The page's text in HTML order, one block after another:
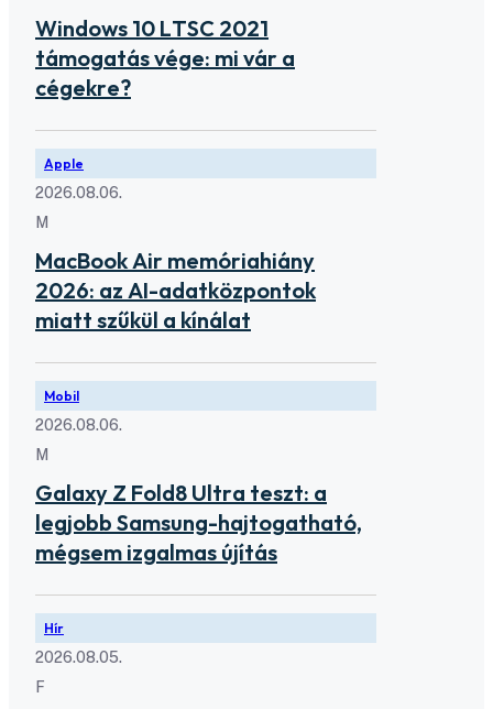
Windows 10 LTSC 2021
támogatás vége: mi vár a
cégekre?
Apple
2026.08.06.
M
MacBook Air memóriahiány
2026: az AI-adatközpontok
miatt szűkül a kínálat
Mobil
2026.08.06.
M
Galaxy Z Fold8 Ultra teszt: a
legjobb Samsung-hajtogatható,
mégsem izgalmas újítás
Hír
2026.08.05.
F